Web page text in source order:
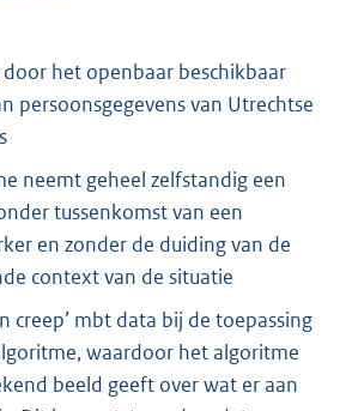
het openbaar beschikbaar
persoonsgegevens van Utrechtse
neemt geheel zelfstandig een
tussenkomst van een
en zonder de duiding van de
context van de situatie
creep’ mbt data bij de toepassing
waardoor het algoritme
beeld geeft over wat er aan